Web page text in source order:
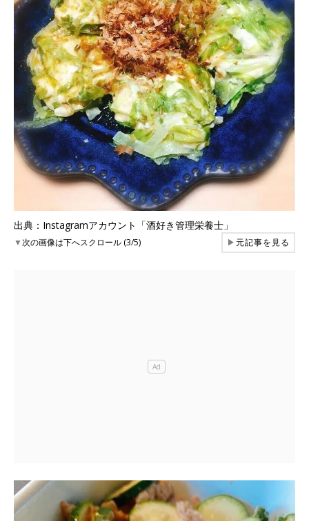
出典：Instagramアカウント「酒好き管理栄養士」
▼次の画像は下へスクロール (3/5) ▶元記事を見る